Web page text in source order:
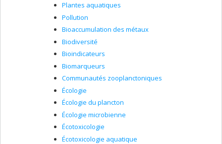
Plantes aquatiques
Pollution
Bioaccumulation des métaux
Biodiversité
Bioindicateurs
Biomarqueurs
Communautés zooplanctoniques
Écologie
Écologie du plancton
Écologie microbienne
Écotoxicologie
Écotoxicologie aquatique